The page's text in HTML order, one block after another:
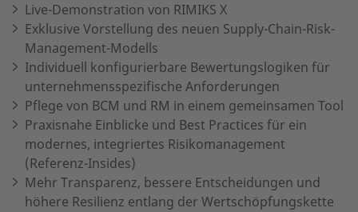
Live-Demonstration von RIMIKS X
Exklusive Vorstellung des neuen Supply-Chain-Risk-
Management-Modells
Individuell konfigurierbare Bewertungslogiken für
unternehmensspezifische Anforderungen
Pflege von BCM und RM in einem gemeinsamen Tool
Praxisnahe Einblicke und Best Practices für ein
modernes, integriertes Risikomanagement
(Referenz-Insides)
Mehr Transparenz, bessere Entscheidungen und
höhere Resilienz entlang der Wertschöpfungskette